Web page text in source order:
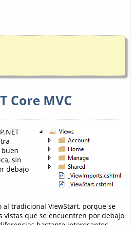
Core MVC
sin
debajo
tradicional ViewStart, porque se
vistas que se encuentren por debajo